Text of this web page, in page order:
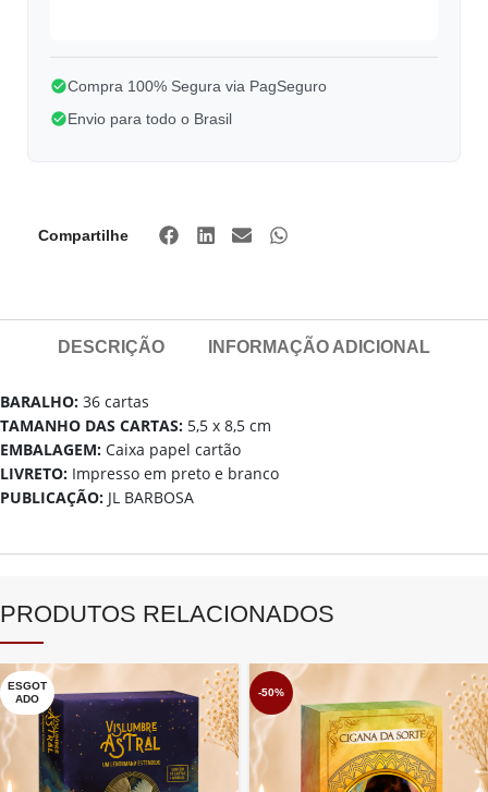
Compra 100% Segura via PagSeguro
Envio para todo o Brasil
Compartilhe
DESCRIÇÃO INFORMAÇÃO ADICIONAL
BARALHO: 36 cartas
TAMANHO DAS CARTAS: 5,5 x 8,5 cm
EMBALAGEM: Caixa papel cartão
LIVRETO: Impresso em preto e branco
PUBLICAÇÃO: JL BARBOSA
PRODUTOS RELACIONADOS
ESGOT
ADO
-50%